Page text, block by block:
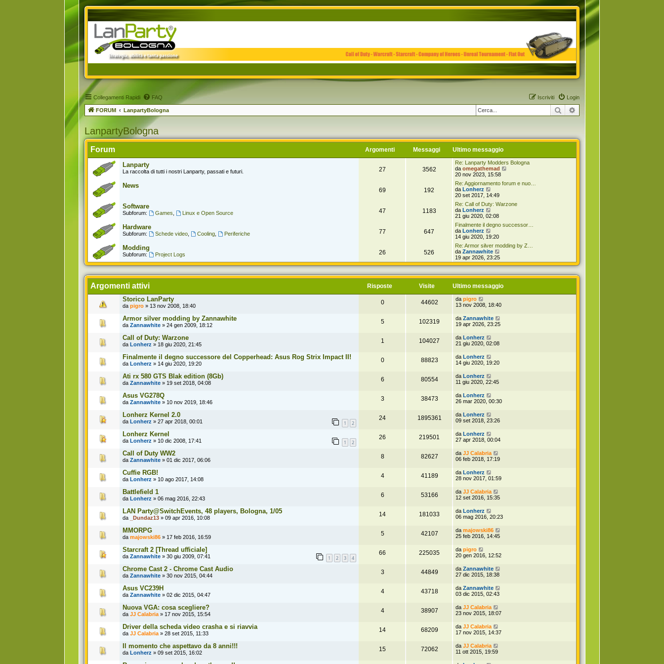
Collegamenti Rapidi FAQ Login
Iscriviti
FORUM LanpartyBologna Cerca
LanpartyBologna
Forum Argomenti Messaggi Ultimo messaggio
Lanparty
La raccolta di tutti i nostri Lanparty, passati e futuri. 27 3562
Re: Lanparty Modders Bologna
da omegathemad
i
t
m
s
g
i
o
20 nov 2023, 15:58
News
69 192
Re: Aggiornamento forum e nuo…
da Lonherz
e
i
l
t
m
m
e
s
s
g
g
i
o
20 set 2017, 14:49
Software
Subforum: Games Linux e Open Source 47 1183
Re: Call of Duty: Warzone
da Lonherz
e
i
l
t
i
m
o
m
e
s
s
g
o
21 giu 2020, 02:08
Hardware
Subforum: Schede video, Cooling, Periferiche 77 647
Finalmente il degno successor…
da Lonherz
e
i
u
l
t
m
o
m
e
s
g
g
14 giu 2020, 19:20
Modding
Subforum: Project Logs 26 526
Re: Armor silver modding by Z…
da Zannawhite
d
i
u
l
t
o
s
19 apr 2026, 23:25
Argomenti attivi Risposte Visite Ultimo messaggio
Storico LanParty
da pigro » 13 nov 2008, 18:40 0 44602 da pigro
13 nov 2008, 18:40
Armor silver modding by Zannawhite
da Zannawhite » 24 gen 2009, 18:12 5 102319 da Zannawhite
19 apr 2026, 23:25
Call of Duty: Warzone
da Lonherz » 18 giu 2020, 21:45 1 104027 da Lonherz
21 giu 2020, 02:08
Finalmente il degno successore del Copperhead: Asus Rog Strix Impact II!
da Lonherz » 14 giu 2020, 19:20 0 88823 da Lonherz
14 giu 2020, 19:20
Ati rx 580 GTS Blak edition (8Gb)
da Zannawhite » 19 set 2018, 04:08 6 80554 da Lonherz
11 giu 2020, 22:45
Asus VG278Q
da Zannawhite » 10 nov 2019, 18:46 3 38473 da Lonherz
26 mar 2020, 00:30
Lonherz Kernel 2.0
da Lonherz » 27 apr 2018, 00:01 1 2
24 1895361 da Lonherz
09 set 2018, 23:26
Lonherz Kernel
da Lonherz » 10 dic 2008, 17:41 1 2
26 219501 da Lonherz
27 apr 2018, 00:04
Call of Duty WW2
da Zannawhite » 01 dic 2017, 06:06 8 82627 da JJ Calabria
06 feb 2018, 17:19
Cuffie RGB!
da Lonherz » 10 ago 2017, 14:08 4 41189 da Lonherz
28 nov 2017, 01:59
Battlefield 1
da Lonherz » 06 mag 2016, 22:43 6 53166 da JJ Calabria
12 set 2016, 15:35
LAN Party@SwitchEvents, 48 players, Bologna, 1/05
da _Dundaz13 » 09 apr 2016, 10:08 14 181033 da Lonherz
06 mag 2016, 20:23
MMORPG
da majowski86 » 17 feb 2016, 16:59 5 42107 da majowski86
25 feb 2016, 14:45
Starcraft 2 [Thread ufficiale]
da Zannawhite » 30 giu 2009, 07:41 1 2 3 4
66 225035 da pigro
20 gen 2016, 12:52
Chrome Cast 2 - Chrome Cast Audio
da Zannawhite » 30 nov 2015, 04:44 3 44849 da Zannawhite
27 dic 2015, 18:38
Asus VC239H
da Zannawhite » 02 dic 2015, 04:47 4 43718 da Zannawhite
03 dic 2015, 02:43
Nuova VGA: cosa scegliere?
da JJ Calabria » 17 nov 2015, 15:54 4 38907 da JJ Calabria
23 nov 2015, 18:07
Driver della scheda video crasha e si riavvia
da JJ Calabria » 28 set 2015, 11:33 14 68209 da JJ Calabria
17 nov 2015, 14:37
Il momento che aspettavo da 8 anni!!!
da Lonherz » 09 set 2015, 16:02 15 72062 da JJ Calabria
11 ott 2015, 19:59